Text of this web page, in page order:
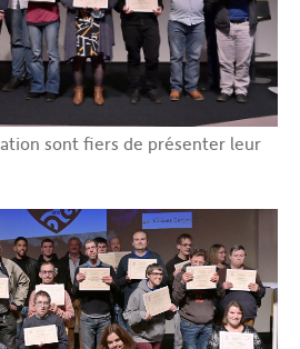
sont fiers de présenter leur